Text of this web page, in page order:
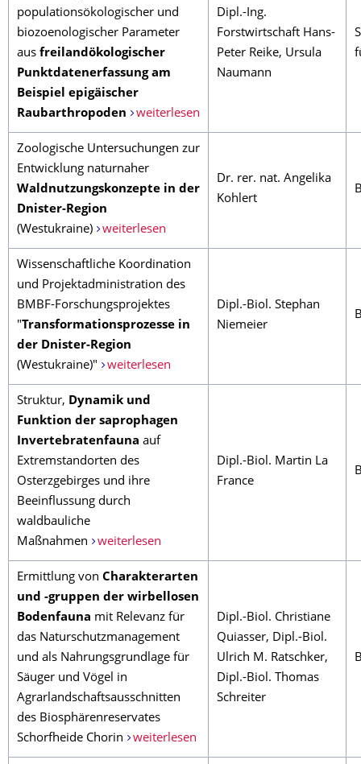
populationsökologischer und
biozoenologischer Parameter
aus freilandökologischer
Punktdatenerfassung am
Beispiel epigäischer
Raubarthropoden
weiterlesen
Dipl.-Ing.
Forstwirtschaft Hans-
Peter Reike, Ursula
Naumann
Zoologische Untersuchungen zur
Entwicklung naturnaher
Waldnutzungskonzepte in der
Dnister-Region
(Westukraine)
weiterlesen
Dr. rer. nat. Angelika
Kohlert
Wissenschaftliche Koordination
und Projektadministration des
BMBF-Forschungsprojektes
" Transformationsprozesse in
der Dnister-Region
(Westukraine)"
weiterlesen
Dipl.-Biol. Stephan
Niemeier
Struktur, Dynamik und
Funktion der saprophagen
Invertebratenfauna auf
Extremstandorten des
Osterzgebirges und ihre
Beeinflussung durch
waldbauliche
Maßnahmen
weiterlesen
Dipl.-Biol. Martin La
France
Ermittlung von Charakterarten
und -gruppen der wirbellosen
Bodenfauna mit Relevanz für
das Naturschutzmanagement
und als Nahrungsgrundlage für
Säuger und Vögel in
Agrarlandschaftsausschnitten
des Biosphärenreservates
Schorfheide Chorin
weiterlesen
Dipl.-Biol. Christiane
Quiasser, Dipl.-Biol.
Ulrich M. Ratschker,
Dipl.-Biol. Thomas
Schreiter